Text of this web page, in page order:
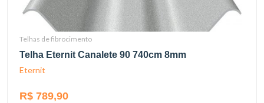
Telhas de fibrocimento
Telha Eternit Canalete 90 740cm 8mm
Eternit
R$ 789,90